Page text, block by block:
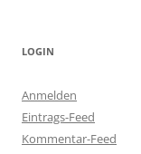
LOGIN
Anmelden
Eintrags-Feed
Kommentar-Feed